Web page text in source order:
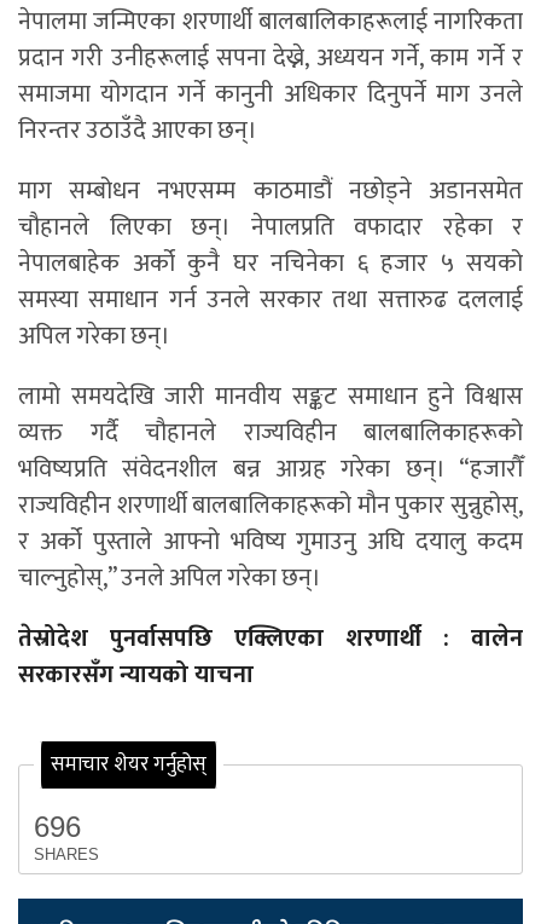
नेपालमा जन्मिएका शरणार्थी बालबालिकाहरूलाई नागरिकता
प्रदान गरी उनीहरूलाई सपना देख्ने, अध्ययन गर्ने, काम गर्ने र
समाजमा योगदान गर्ने कानुनी अधिकार दिनुपर्ने माग उनले
निरन्तर उठाउँदै आएका छन्।
माग सम्बोधन नभएसम्म काठमाडौं नछोड्ने अडानसमेत
चौहानले लिएका छन्। नेपालप्रति वफादार रहेका र
नेपालबाहेक अर्को कुनै घर नचिनेका ६ हजार ५ सयको
समस्या समाधान गर्न उनले सरकार तथा सत्तारुढ दललाई
अपिल गरेका छन्।
लामो समयदेखि जारी मानवीय सङ्कट समाधान हुने विश्वास
व्यक्त गर्दै चौहानले राज्यविहीन बालबालिकाहरूको
भविष्यप्रति संवेदनशील बन्न आग्रह गरेका छन्। “हजारौँ
राज्यविहीन शरणार्थी बालबालिकाहरूको मौन पुकार सुन्नुहोस्,
र अर्को पुस्ताले आफ्नो भविष्य गुमाउनु अघि दयालु कदम
चाल्नुहोस्,” उनले अपिल गरेका छन्।
तेस्रोदेश पुनर्वासपछि एक्लिएका शरणार्थी : वालेन
सरकारसँग न्यायको याचना
समाचार शेयर गर्नुहोस्
696
SHARES